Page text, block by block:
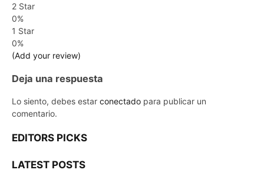
2 Star
0%
1 Star
0%
(Add your review)
Deja una respuesta
Lo siento, debes estar conectado para publicar un
comentario.
EDITORS PICKS
LATEST POSTS